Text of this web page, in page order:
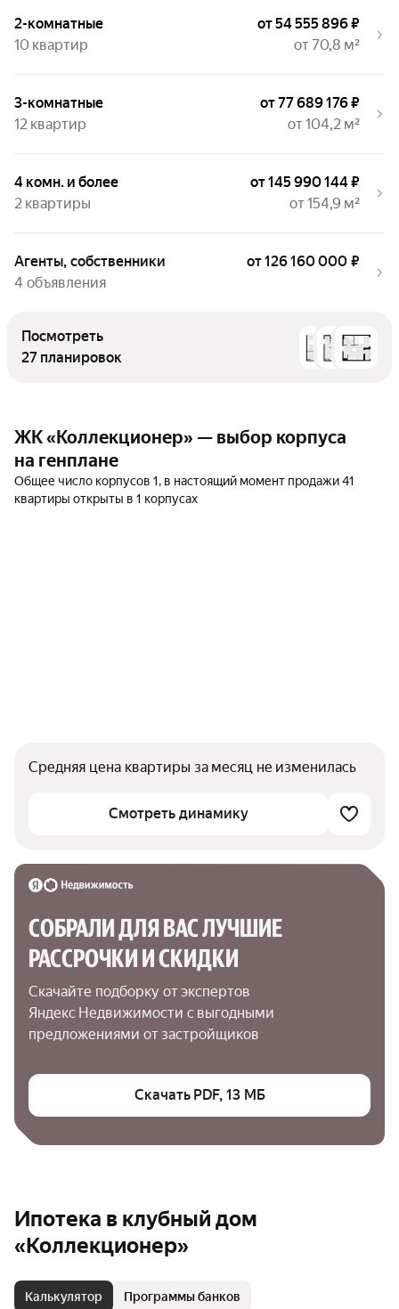
2-комнатные
от 54 555 896 ₽
10 квартир
от 70,8 м²
3-комнатные
от 77 689 176 ₽
12 квартир
от 104,2 м²
4 комн. и более
от 145 990 144 ₽
2 квартиры
от 154,9 м²
Агенты, собственники
4 объявления
от 126 160 000 ₽
Посмотреть
27 планировок
ЖК «Коллекционер» — выбор корпуса
на генплане
Общее число корпусов 1, в настоящий момент продажи 41
квартиры открыты в 1 корпусах
Средняя цена квартиры за месяц не изменилась
Смотреть динамику
СОБРАЛИ ДЛЯ ВАС ЛУЧШИЕ
РАССРОЧКИ И СКИДКИ
Скачайте подборку от экспертов
Яндекс Недвижимости с выгодными
предложениями от застройщиков
Скачать PDF, 13 МБ
Ипотека в клубный дом
«Коллекционер»
Калькулятор Программы банков